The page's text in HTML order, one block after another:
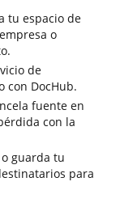
tu espacio de
o
de
con DocHub.
fuente en
con la
guarda tu
para